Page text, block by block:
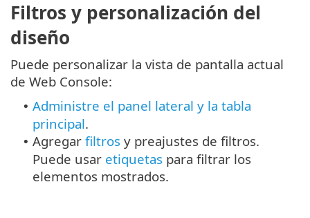
Filtros y personalización del
diseño
Puede personalizar la vista de pantalla actual
de Web Console:
• Administre el panel lateral y la tabla
principal.
• Agregar filtros y preajustes de filtros.
Puede usar etiquetas para filtrar los
elementos mostrados.